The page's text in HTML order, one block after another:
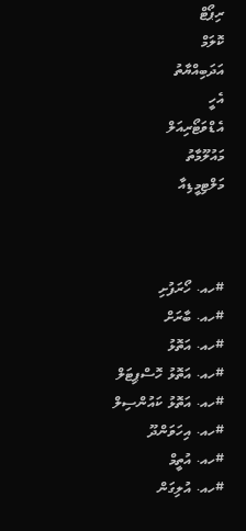
ރިޕޯޓް
ކޮލަމް
އަދަބިއްޔާތު
އެހީ
އެޑްވަޓޯރިއަލް
މައުލޫމާތު
މަލްޓިމީޑިއާ
#ހއ. ހޯރަފުށި
#ހއ. ބާރަށް
#ހއ. އަތޮޅު
#ހއ. އަތޮޅު ހޮސްޕިޓަލް
#ހއ. އަތޮޅު ކައުންސިލް
#ހއ. އިހަވަންދޫ
#ހއ. އުތީމް
#ހއ. އުލިގަން